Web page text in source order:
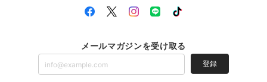
メールマガジンを受け取る
登録